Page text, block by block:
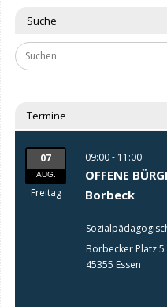
Suche
Termine
07
AUG.
Freitag
09:00 - 11:00
OFFENE
Borbeck
Borbecker Platz 5
45355 Essen